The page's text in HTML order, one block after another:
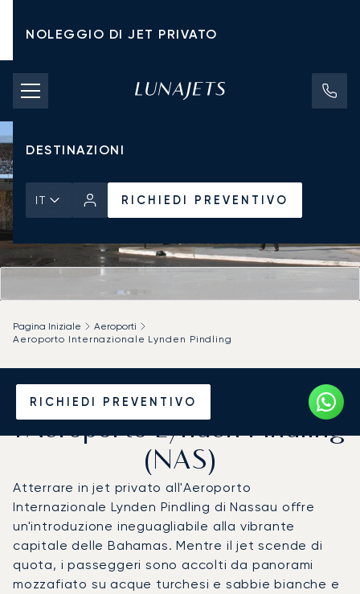
NOLEGGIO DI JET PRIVATO
TARIFFE DI NOLEGGIO
JET PRIVATI
DESTINAZIONI
IT RICHIEDI PREVENTIVO
RICHIEDI PREVENTIVO
Pagina Iniziale
Aeroporti
Aeroporto Internazionale Lynden Pindling
Noleggio jet privato per
l'Aeroporto Lynden Pindling
(NAS)
Atterrare in jet privato all'Aeroporto
Internazionale Lynden Pindling di Nassau offre
un'introduzione ineguagliabile alla vibrante
capitale delle Bahamas. Mentre il jet scende di
quota, i passeggeri sono accolti da panorami
mozzafiato su acque turchesi e sabbie bianche e